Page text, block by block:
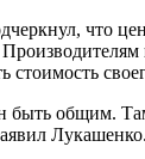
что
стоимость
быть общим.
Лукашенко.